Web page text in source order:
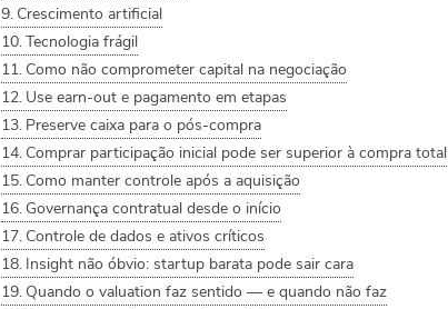
Crescimento artificial
Tecnologia frágil
Como não comprometer capital na negociação
Use earn-out e pagamento em etapas
Preserve caixa para o pós-compra
Comprar participação inicial pode ser superior à compra total
Como manter controle após a aquisição
Governança contratual desde o início
Controle de dados e ativos críticos
Insight não óbvio: startup barata pode sair cara
Quando o valuation faz sentido — e quando não faz